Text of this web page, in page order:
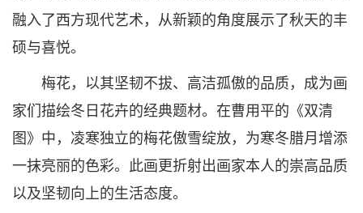
融入了西方现代艺术，从新颖的角度展示了秋天的丰
硕与喜悦。
梅花，以其坚韧不拔、高洁孤傲的品质，成为画
家们描绘冬日花卉的经典题材。在曹用平的《双清
图》中，凌寒独立的梅花傲雪绽放，为寒冬腊月增添
一抹亮丽的色彩。此画更折射出画家本人的崇高品质
以及坚韧向上的生活态度。